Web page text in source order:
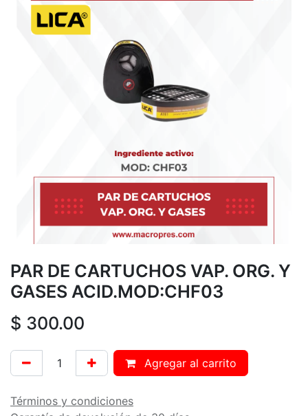
PAR DE CARTUCHOS VAP. ORG. Y
GASES ACID.MOD:CHF03
$ 300.00
Agregar al carrito
Términos y condiciones